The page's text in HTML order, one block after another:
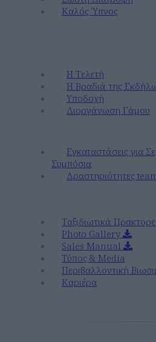
Καλός Ύπνος
Η Τελετή
Η Βραδιά της
Υποδοχή
Διοργάνωση Γάμου
Εγκαταστάσεις για
Συμπόσια
Δραστηριότητες
Ταξιδιωτικά
Photo Gallery
Sales Manual
Τύπος & Media
Περιβαλλοντική
Καριέρα